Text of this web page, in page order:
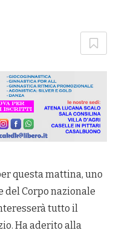
questa mattina, uno
del Corpo nazionale
tutto il
Ha aderito alla